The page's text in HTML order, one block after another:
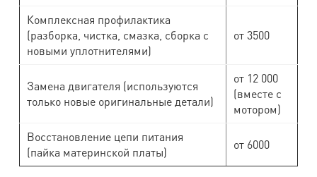
Комплексная профилактика
(разборка, чистка, смазка, сборка с
новыми уплотнителями)
от 3500
Замена двигателя (используются
только новые оригинальные детали)
от 12 000
(вместе с
мотором)
Восстановление цепи питания
(пайка материнской платы)
от 6000